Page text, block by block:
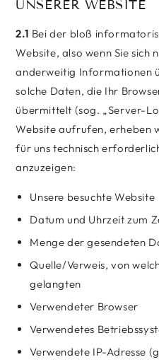
UNSERER WEBSITE
2.1 Bei der bloß
Website, also wenn Sie sich
anderweitig Informationen
solche Daten, die Ihr
übermittelt (sog. „Server-
Website aufrufen, erheben
für uns technisch
anzuzeigen:
Unsere besuchte Website
Datum und Uhrzeit zum
Menge der gesendeten
Quelle/Verweis, von
gelangten
Verwendeter Browser
Verwendetes
Verwendete IP-Adresse